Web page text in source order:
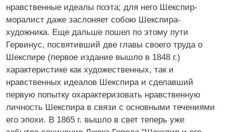
нравственные идеалы поэта; для него Шекспир-
моралист даже заслоняет собою Шекспира-
художника. Еще дальше пошел по этому пути
Гервинус, посвятивший две главы своего труда о
Шекспире (первое издание вышло в 1848 г.)
характеристике как художественных, так и
нравственных идеалов Шекспира и сделавший
первую попытку охарактеризовать нравственную
личность Шекспира в связи с основными течениями
его эпохи. В 1865 г. вышло в свет теперь уже